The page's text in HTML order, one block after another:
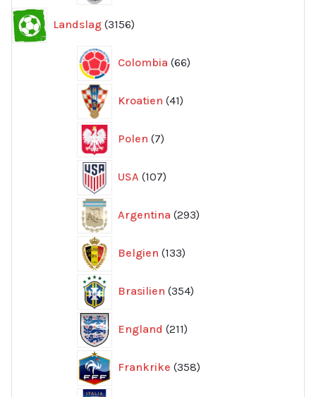
Landslag 3156
produkter
Colombia 66
produkter
Kroatien 41
produkter
Polen 7
produkter
USA 107
produkter
Argentina 293
produkter
Belgien 133
produkter
Brasilien 354
produkter
England 211
produkter
Frankrike 358
produkter